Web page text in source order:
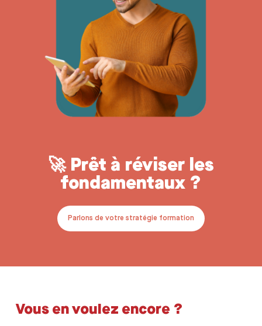
🚀 Prêt à réviser les
fondamentaux ?
Parlons de votre stratégie formation
Vous en voulez encore ?